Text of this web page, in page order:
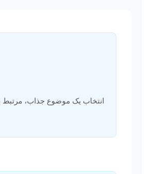
انتخاب یک موضوع جذاب، مرتبط